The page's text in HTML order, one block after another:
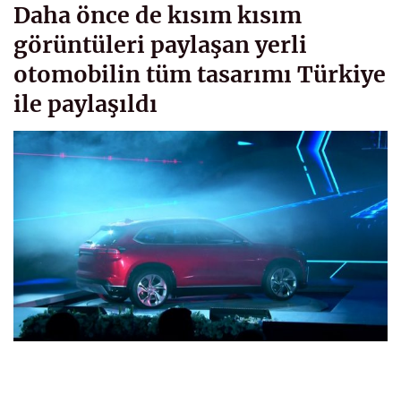
Daha önce de kısım kısım
görüntüleri paylaşan yerli
otomobilin tüm tasarımı Türkiye
ile paylaşıldı